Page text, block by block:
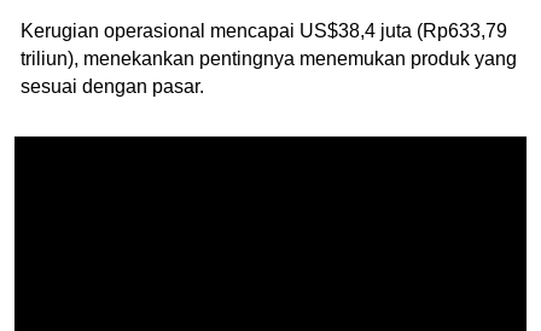
Kerugian operasional mencapai US$38,4 juta (Rp633,79
triliun), menekankan pentingnya menemukan produk yang
sesuai dengan pasar.